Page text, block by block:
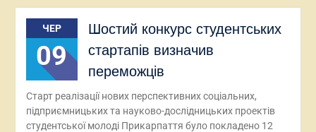
ЧЕР
09
Шостий конкурс студентських
стартапів визначив
переможців
Старт реалізації нових перспективних соціальних,
підприємницьких та науково-дослідницьких проектів
студентської молоді Прикарпаття було покладено 12